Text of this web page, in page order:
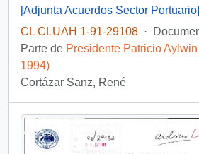
[Adjunta Acuerdos Sector Portuario]
CL CLUAH 1-91-29108 ·
Parte de Presidente Patricio
1994)
Cortázar Sanz, René